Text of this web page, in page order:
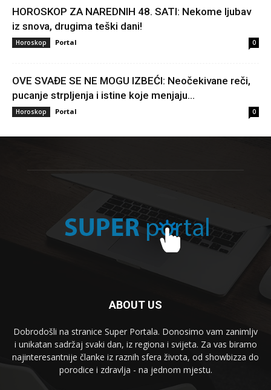
HOROSKOP ZA NAREDNIH 48. SATI: Nekome ljubav
iz snova, drugima teški dani!
Horoskop Portal 0
OVE SVAĐE SE NE MOGU IZBEĆI: Neočekivane reči,
pucanje strpljenja i istine koje menjaju...
Horoskop Portal 0
ABOUT US
Dobrodošli na stranice Super Portala. Donosimo vam zanimljv
i unikatan sadržaj svaki dan, iz regiona i svijeta. Za vas biramo
najinteresantnije članke iz raznih sfera života, od showbizza do
porodice i zdravlja - na jednom mjestu.